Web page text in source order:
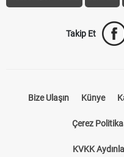
Trabzonspor Transfer Canlı İzle